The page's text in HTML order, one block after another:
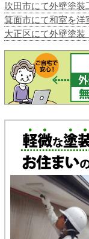
吹田市にて外壁塗装
箕面市にて和室を洋
大正区にて外壁塗装